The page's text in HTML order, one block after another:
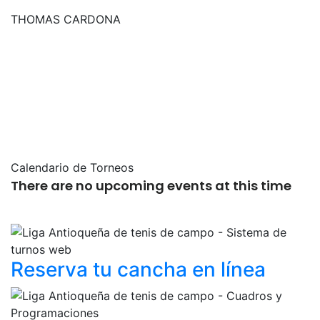
THOMAS CARDONA
Calendario de Torneos
There are no upcoming events at this time
Reserva tu cancha en línea